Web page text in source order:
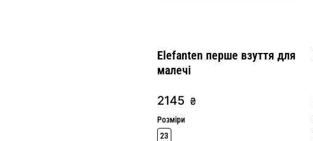
Elefanten перше взуття для
малечі
2145 ₴
Розміри
23